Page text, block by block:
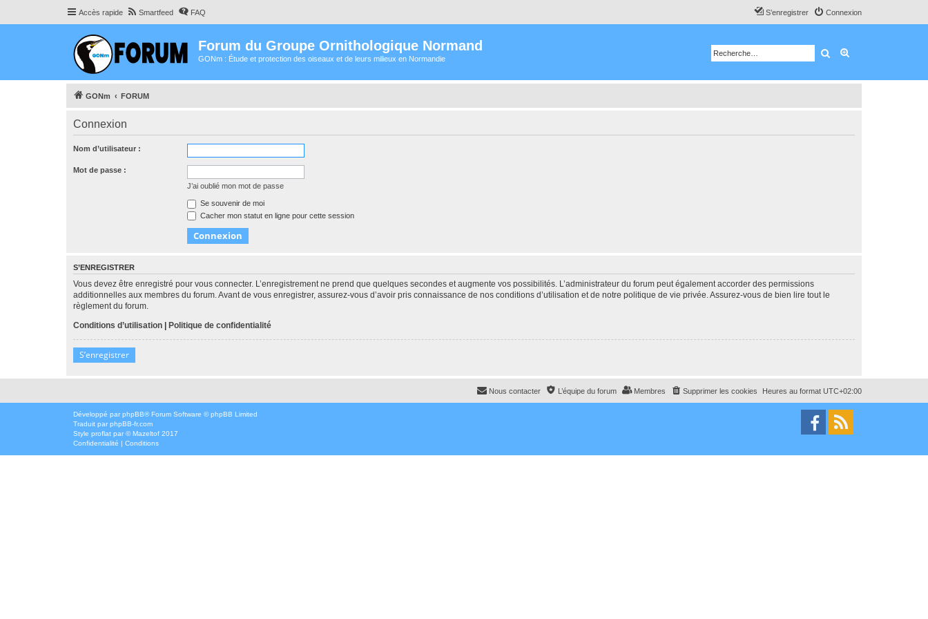
Accès rapide Smartfeed FAQ Connexion
S’enregistrer
Forum du Groupe Ornithologique Normand
GONm : Étude et protection des oiseaux et de leurs milieux en Normandie Rechercher
GONm FORUM
Connexion
Nom d’utilisateur :
Mot de passe :
J’ai oublié mon mot de passe
Se souvenir de moi
Cacher mon statut en ligne pour cette session
S’ENREGISTRER
Vous devez être enregistré pour vous connecter. L’enregistrement ne prend que quelques secondes et augmente vos possibilités. L’administrateur du forum peut également accorder des permissions
additionnelles aux membres du forum. Avant de vous enregistrer, assurez-vous d’avoir pris connaissance de nos conditions d’utilisation et de notre politique de vie privée. Assurez-vous de bien lire tout le
règlement du forum.
Conditions d’utilisation | Politique de confidentialité
S’enregistrer
Heures au format UTC+02:00
Supprimer les cookies
Membres
L’équipe du forum
Nous contacter
Développé par phpBB® Forum Software © phpBB Limited
Traduit par phpBB-fr.com
Style proflat par ©Mazeltof 2017
Confidentialité | Conditions